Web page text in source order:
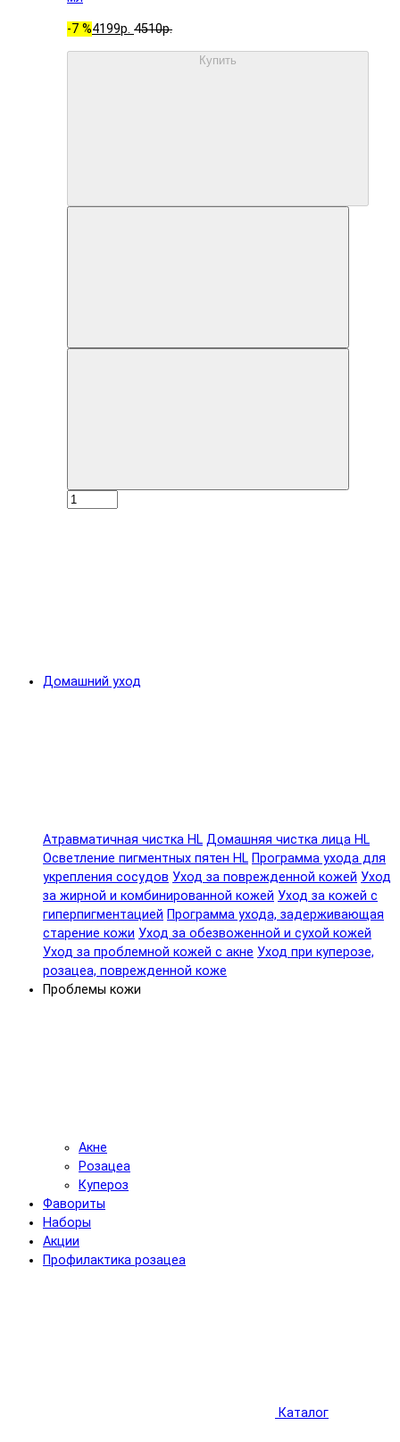
-7 %4199р. 4510р.
Купить
Домашний уход
Атравматичная чистка HL Домашняя чистка лица HL
Осветление пигментных пятен HL Программа ухода для
укрепления сосудов Уход за поврежденной кожей Уход
за жирной и комбинированной кожей Уход за кожей с
гиперпигментацией Программа ухода, задерживающая
старение кожи Уход за обезвоженной и сухой кожей
Уход за проблемной кожей с акне Уход при куперозе,
розацеа, поврежденной коже
Проблемы кожи
Акне
Розацеа
Купероз
Фавориты
Наборы
Акции
Профилактика розацеа
Каталог